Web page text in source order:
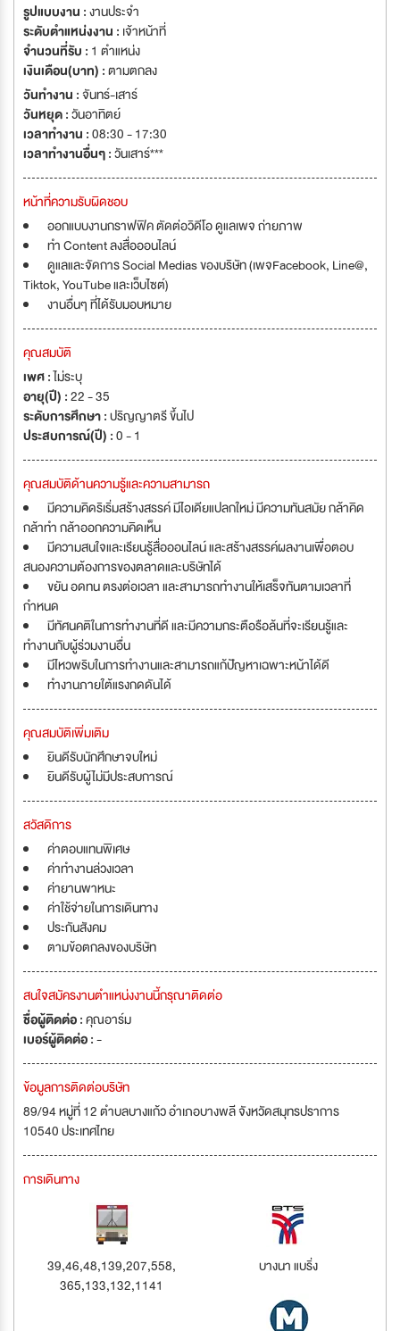
รูปแบบงาน :งานประจำ
ระดับตำแหน่งงาน : เจ้าหน้าที่
จำนวนที่รับ : 1 ตำแหน่ง
เงินเดือน(บาท) :ตามตกลง
วันทำงาน :จันทร์-เสาร์
วันหยุด :วันอาทิตย์
เวลาทำงาน :08:30 - 17:30
เวลาทำงานอื่นๆ :วันเสาร์***
หน้าที่ความรับผิดชอบ
ออกแบบงานกราฟฟิค ตัดต่อวิดีโอ ดูแลเพจ ถ่ายภาพ
ทำ Content ลงสื่อออนไลน์
ดูแลและจัดการ Social Medias ของบริษัท (เพจFacebook, Line@,
Tiktok, YouTube และเว็บไซต์)
งานอื่นๆ ที่ได้รับมอบหมาย
คุณสมบัติ
เพศ :ไม่ระบุ
อายุ(ปี) :22 - 35
ระดับการศึกษา :ปริญญาตรี ขึ้นไป
ประสบการณ์(ปี) :0 - 1
คุณสมบัติด้านความรู้และความสามารถ
มีความคิดริเริ่มสร้างสรรค์ มีไอเดียแปลกใหม่ มีความทันสมัย กล้าคิด
กล้าทำ กล้าออกความคิดเห็น
มีความสนใจและเรียนรู้สื่อออนไลน์ และสร้างสรรค์ผลงานเพื่อตอบ
สนองความต้องการของตลาดและบริษัทได้
ขยัน อดทน ตรงต่อเวลา และสามารถทำงานให้เสร็จทันตามเวลาที่
กำหนด
มีทัศนคติในการทำงานที่ดี และมีความกระตือรือล้นที่จะเรียนรู้และ
ทำงานกับผู้ร่วมงานอื่น
มีไหวพริบในการทำงานและสามารถแก้ปัญหาเฉพาะหน้าได้ดี
ทำงานภายใต้แรงกดดันได้
คุณสมบัติเพิ่มเติม
ยินดีรับนักศึกษาจบใหม่
ยินดีรับผู้ไม่มีประสบการณ์
สวัสดิการ
ค่าตอบแทนพิเศษ
ค่าทำงานล่วงเวลา
ค่ายานพาหนะ
ค่าใช้จ่ายในการเดินทาง
ประกันสังคม
ตามข้อตกลงของบริษัท
สนใจสมัครงานตำแหน่งงานนี้กรุณาติดต่อ
ชื่อผู้ติดต่อ :คุณอาร์ม
เบอร์ผู้ติดต่อ :-
ข้อมูลการติดต่อบริษัท
89/94 หมู่ที่ 12 ตำบลบางแก้ว อำเภอบางพลี จังหวัดสมุทรปราการ
10540 ประเทศไทย
การเดินทาง
39,46,48,139,207,558,
365,133,132,1141
บางนา แบริ่ง